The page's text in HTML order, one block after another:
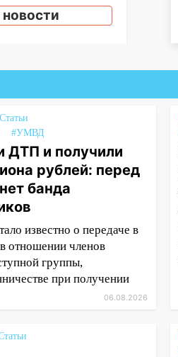
млн рублей
на
области
площадей
в жену
области
авария
Статьи
#УМВД
ДТП и получили
рублей: перед
банда
известно о передаче в
отношении членов
группы,
при получении
06.08.2026